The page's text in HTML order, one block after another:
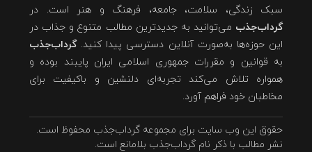
سبک زندگی، سلامت، جامعه، فرهنگ و هنر است. در
گرداب‌جذب می‌توانید به جدیدترین مطالب متنوع و جذاب در
این حوزه‌ها به‌صورت آنلاین دسترسی پیدا کنید.گرداب‌جذب
به قوانین و مقررات جمهوری اسلامی ایران پایبند بوده و
همواره تلاش می‌کند تجربه‌ای دلنشین و باکیفیت برای
مخاطبان خود فراهم آورد.
حقوق این وب سایت برای مجموعه گرداب‌جذب محفوظ است.
نشر مطالب با ذکر نام گرداب‌جذب بلامانع است.